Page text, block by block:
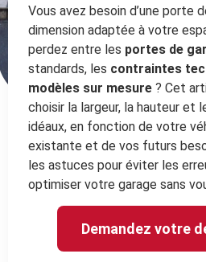
Vous avez besoin d’une porte
dimension adaptée à votre
perdez entre les portes de
standards, les contraintes
modèles sur mesure ? Cet
choisir la largeur, la hauteur et
idéaux, en fonction de votre
existante et de vos futurs
les astuces pour éviter les
optimiser votre garage sans
Demandez votre